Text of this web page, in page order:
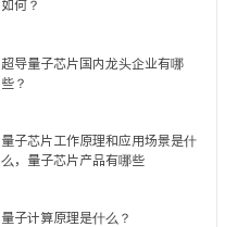
如何？
超导量子芯片国内龙头企业有哪
些？
量子芯片工作原理和应用场景是什
么，量子芯片产品有哪些
量子计算原理是什么？